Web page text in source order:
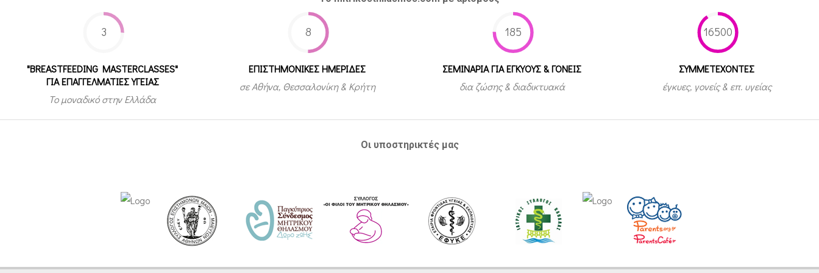
3
"BREASTFEEDING MASTERCLASSES"
ΓΙΑ ΕΠΑΓΓΕΛΜΑΤΙΕΣ ΥΓΕΙΑΣ
Το μοναδικό στην Ελλάδα
8
ΕΠΙΣΤΗΜΟΝΙΚΕΣ ΗΜΕΡΙΔΕΣ
σε Αθήνα, Θεσσαλονίκη & Κρήτη
185
ΣΕΜΙΝΑΡΙΑ ΓΙΑ ΕΓΚΥΟΥΣ & ΓΟΝΕΙΣ
δια ζώσης & διαδικτυακά
16500
ΣΥΜΜΕΤEΧΟΝΤΕΣ
έγκυες, γονείς & επ. υγείας
Οι υποστηρικτές μας